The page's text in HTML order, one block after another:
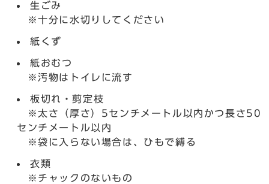
生ごみ
※十分に水切りしてください
紙くず
紙おむつ
※汚物はトイレに流す
板切れ・剪定枝
※太さ（厚さ）5センチメートル以内かつ長さ50
センチメートル以内
※袋に入らない場合は、ひもで縛る
衣類
※チャックのないもの